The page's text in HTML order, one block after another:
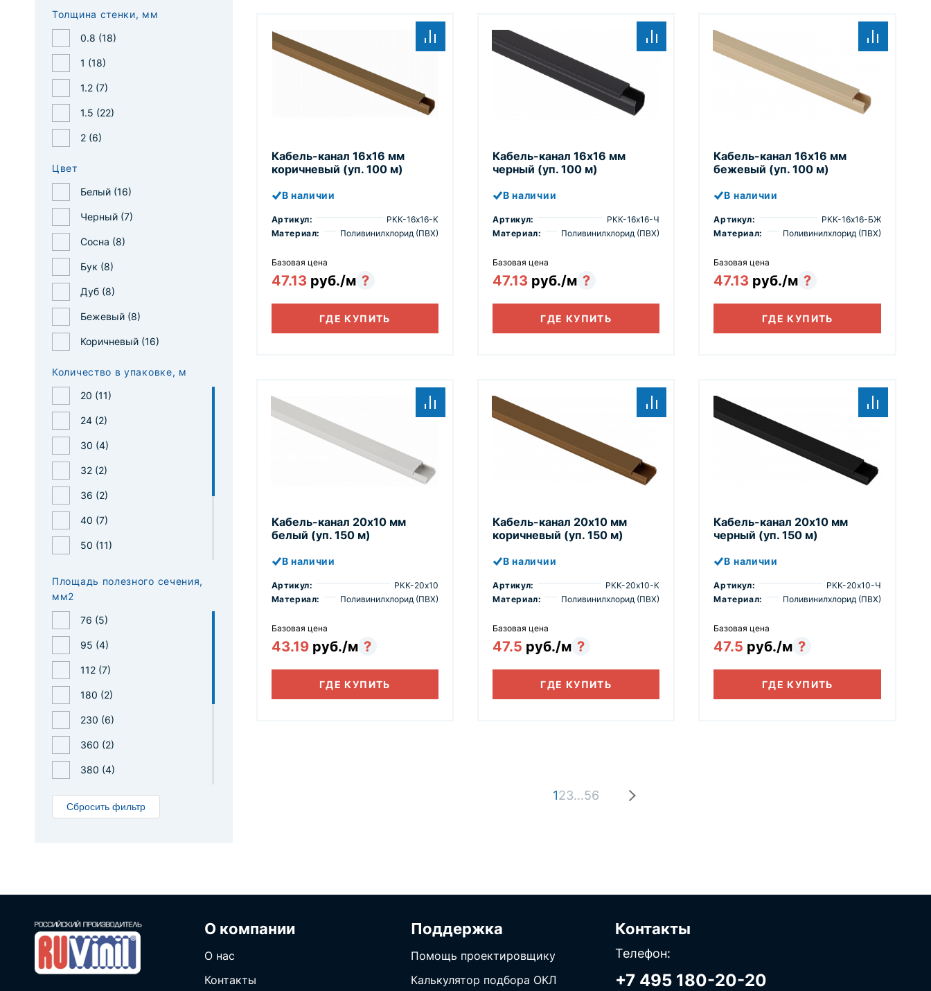
Толщина стенки, мм
0.8 (18)
1 (18)
1.2 (7)
1.5 (22)
2 (6)
Цвет
Белый (16)
Черный (7)
Сосна (8)
Бук (8)
Дуб (8)
Бежевый (8)
Коричневый (16)
Количество в упаковке, м
20 (11)
24 (2)
30 (4)
32 (2)
36 (2)
40 (7)
50 (11)
120 (11
150 (7
Площадь полезного сечения,
мм2
76 (5)
95 (4)
112 (7)
180 (2)
230 (6)
360 (2)
380 (4)
450 (6)
590 (1)
1790 (6)
2760 (1)
Сбросить фильтр
Кабель-канал 16х16 мм
коричневый (уп. 100 м)
В наличии
Артикул:
РКК-16х16-К
Материал:
Поливинилхлорид (ПВХ)
Базовая цена
47.13 руб./м ?
ГДЕ КУПИТЬ
Кабель-канал 16х16 мм
черный (уп. 100 м)
В наличии
Артикул:
РКК-16х16-Ч
Материал:
Поливинилхлорид (ПВХ)
Базовая цена
47.13 руб./м ?
ГДЕ КУПИТЬ
Кабель-канал 16х16 мм
бежевый (уп. 100 м)
В наличии
Артикул:
РКК-16х16-БЖ
Материал:
Поливинилхлорид (ПВХ)
Базовая цена
47.13 руб./м ?
ГДЕ КУПИТЬ
Кабель-канал 20х10 мм
белый (уп. 150 м)
В наличии
Артикул:
РКК-20х10
Материал:
Поливинилхлорид (ПВХ)
Базовая цена
43.19 руб./м ?
ГДЕ КУПИТЬ
Кабель-канал 20х10 мм
коричневый (уп. 150 м)
В наличии
Артикул:
РКК-20х10-К
Материал:
Поливинилхлорид (ПВХ)
Базовая цена
47.5 руб./м ?
ГДЕ КУПИТЬ
Кабель-канал 20х10 мм
черный (уп. 150 м)
В наличии
Артикул:
РКК-20х10-Ч
Материал:
Поливинилхлорид (ПВХ)
Базовая цена
47.5 руб./м ?
ГДЕ КУПИТЬ
123...56
О компании
О нас
Контакты
Поддержка
Помощь проектировщику
Калькулятор подбора ОКЛ
Контакты
Телефон:
+7 495 180-20-20